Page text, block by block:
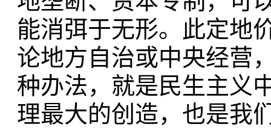
能消弭于无形。此定地
论地方自治或中央经营
种办法，就是民生主义
理最大的创造，也是我